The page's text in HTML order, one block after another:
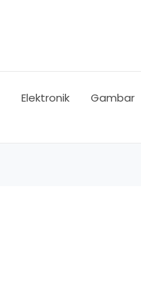
Elektronik Gambar